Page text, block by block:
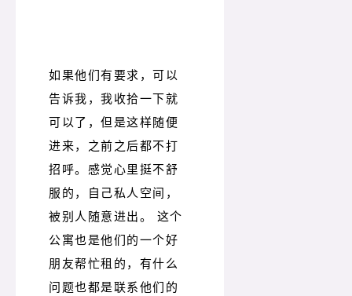
如果他们有要求，可以
告诉我，我收拾一下就
可以了，但是这样随便
进来，之前之后都不打
招呼。感觉心里挺不舒
服的，自己私人空间，
被别人随意进出。 这个
公寓也是他们的一个好
朋友帮忙租的，有什么
问题也都是联系他们的